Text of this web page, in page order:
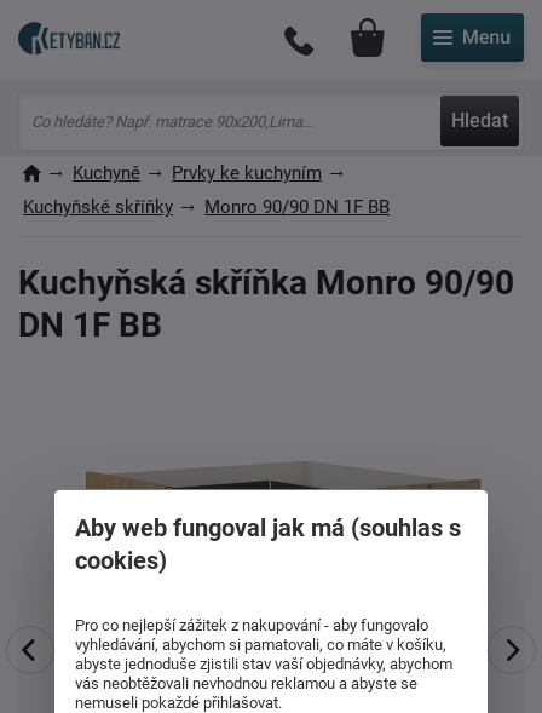
Hledat
Můj účet
Kuchyně
Prvky ke kuchyním
Kuchyňské skříňky
Monro 90/90 DN 1F BB
Kuchyňská skříňka Monro 90/90
DN 1F BB
Aby web fungoval jak má (souhlas s
cookies)
Pro co nejlepší zážitek z nakupování - aby fungovalo
vyhledávání, abychom si pamatovali, co máte v košíku,
abyste jednoduše zjistili stav vaší objednávky, abychom
vás neobtěžovali nevhodnou reklamou a abyste se
nemuseli pokaždé přihlašovat.